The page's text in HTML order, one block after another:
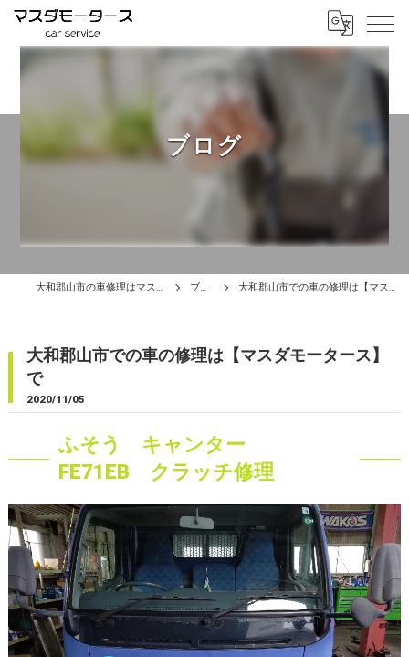
ブログ
大和郡山市の車修理はマスダモータース ブログ 大和郡山市での車の修理は【マスダモータース】で
大和郡山市での車の修理は【マスダモータース】
で
2020/11/05
ふそう キャンター
FE71EB クラッチ修理